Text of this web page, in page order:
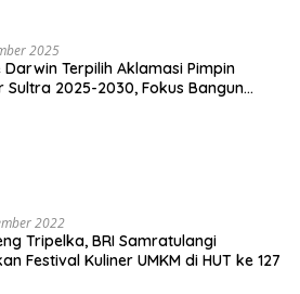
2025
Darwin Terpilih Aklamasi Pimpin
Sultra 2025-2030, Fokus Bangun
2022
Tripelka, BRI Samratulangi
Festival Kuliner UMKM di HUT ke 127